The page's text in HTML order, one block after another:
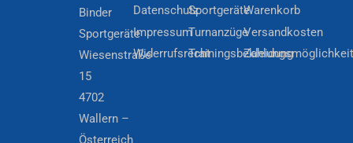
Binder
Sportgeräte
Wiesenstraße
15
4702
Wallern –
Österreich
Datenschutz
Impressum
Widerrufsrecht
Sportgeräte
Turnanzüge
Trainingsbekleidung
Warenkorb
Versandkosten